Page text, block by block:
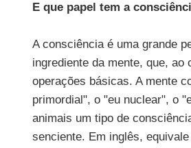
E que papel tem a
A consciência é uma grande
ingrediente da mente, que,
operações básicas. A mente
primordial", o "eu nuclear", o
animais um tipo de
senciente. Em inglês,